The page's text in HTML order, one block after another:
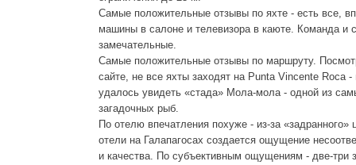
Самые положительные отзывы по яхте - есть все,
машины в салоне и телевизора в каюте. Команда и
замечательные.
Самые положительные отзывы по маршруту.
сайте, не все яхты заходят на Punta Vincente Roca
удалось увидеть «стада» Мола-мола - одной из
загадочных рыб.
По отелю впечатления похуже - из-за «задранного»
отели на Галапагосах создается ощущение
и качества. По субъективным ощущениям - две-три